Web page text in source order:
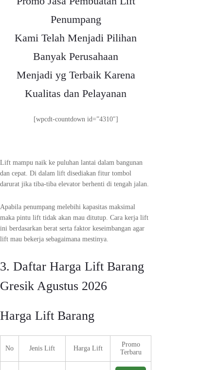
Penumpang
Kami Telah Menjadi Pilihan
Banyak Perusahaan
Menjadi yg Terbaik Karena
Kualitas dan Pelayanan
[wpcdt-countdown id=”4310″]
Lift mampu naik ke puluhan lantai dalam bangunan
dan cepat. Di dalam lift disediakan fitur tombol
darurat jika tiba-tiba elevator berhenti di tengah jalan.
Apabila penumpang melebihi kapasitas maksimal
maka pintu lift tidak akan mau ditutup. Cara kerja lift
ini berdasarkan berat serta faktor keseimbangan agar
lift mau bekerja sebagaimana mestinya.
3. Daftar Harga Lift Barang
Gresik Agustus 2026
Harga Lift Barang
No Jenis Lift Harga Lift
Promo
Terbaru